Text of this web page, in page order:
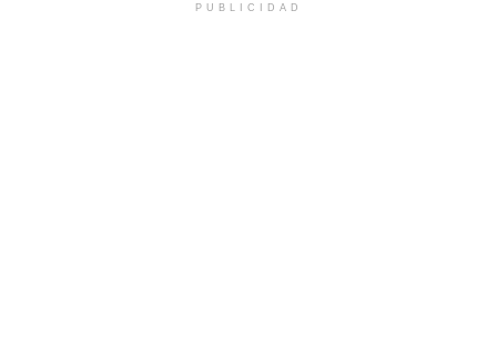
PUBLICIDAD